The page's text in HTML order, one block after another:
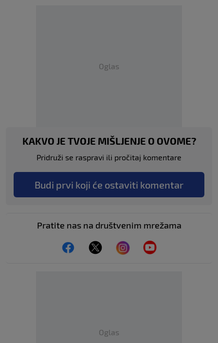
Oglas
KAKVO JE TVOJE MIŠLJENJE O OVOME?
Pridruži se raspravi ili pročitaj komentare
Budi prvi koji će ostaviti komentar
Pratite nas na društvenim mrežama
Oglas